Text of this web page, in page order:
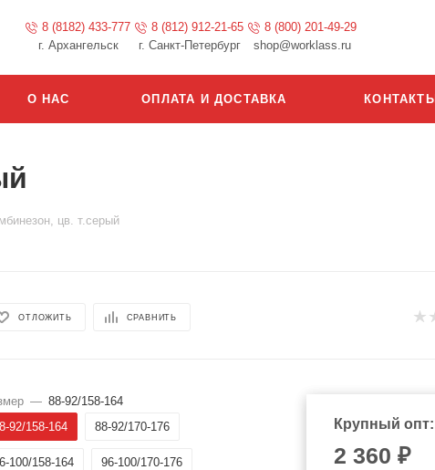
8 (8182) 433-777
г. Архангельск
8 (812) 912-21-65
г. Санкт-Петербург
8 (800) 201-49-29
shop@worklass.ru
О НАС ОПЛАТА И ДОСТАВКА КОНТАКТЫ
цв. т.серый
ОТЛОЖИТЬ СРАВНИТЬ
— 88-92/158-164
92/158-164
88-92/170-176
100/158-164 96-100/170-176
Крупный опт:
2 360 ₽